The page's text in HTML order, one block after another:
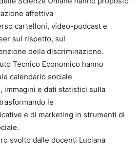
affettiva
cartelloni, video-podcast e
sul rispetto, sul
della discriminazione.
Tecnico Economico hanno
calendario sociale
immagini e dati statistici sulla
le
e di marketing in strumenti di
svolto dalle docenti Luciana